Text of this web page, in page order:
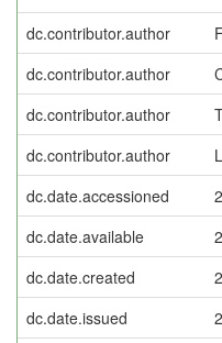
dc.contributor.author
dc.contributor.author
dc.contributor.author
dc.contributor.author
dc.date.accessioned
dc.date.available
dc.date.created
dc.date.issued